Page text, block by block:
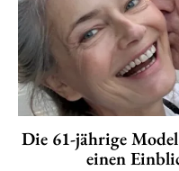
Die 61-jährige
einen